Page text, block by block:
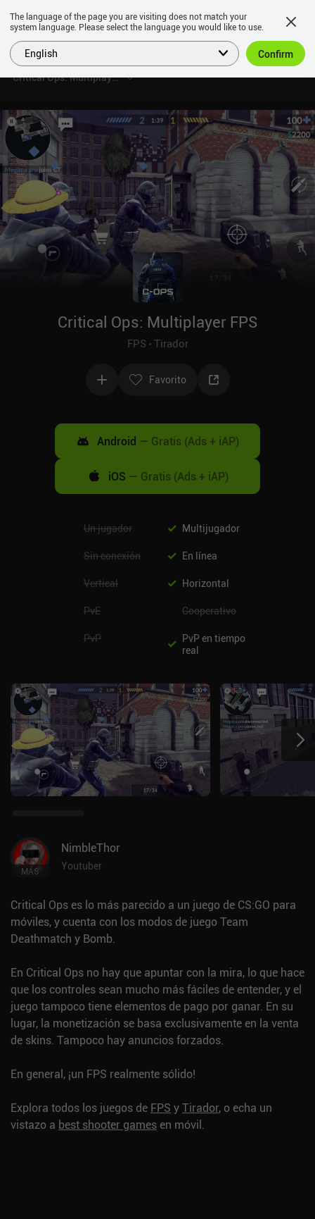
Critical Ops: Multiplayer FPS
Critical Ops: Multiplayer FPS
FPS Tirador
Favorito
Android — Gratis (Ads + iAP)
iOS — Gratis (Ads + iAP)
Un jugador Multijugador
Sin conexión En línea
Vertical Horizontal
PvE Cooperativo
PvP
PvP en tiempo
real
MÁS
NimbleThor
Youtuber
Critical Ops es lo más parecido a un juego de CS:GO para
móviles, y cuenta con los modos de juego Team
Deathmatch y Bomb.
En Critical Ops no hay que apuntar con la mira, lo que hace
que los controles sean mucho más fáciles de entender, y el
juego tampoco tiene elementos de pago por ganar. En su
lugar, la monetización se basa exclusivamente en la venta
de skins. Tampoco hay anuncios forzados.
En general, ¡un FPS realmente sólido!
Explora todos los juegos de FPS yTirador, o echa un
vistazo a best shooter games en móvil.
The language of the page you are visiting does not match your
system language. Please select the language you would like to use.
English Confirm